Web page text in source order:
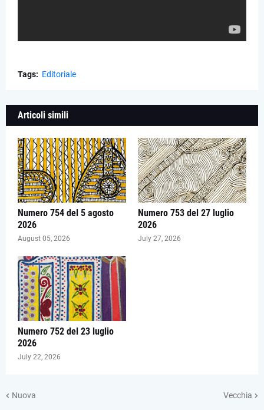
Tags: Editoriale
Articoli simili
Numero 754 del 5 agosto
2026
August 05, 2026
Numero 753 del 27 luglio
2026
July 27, 2026
Numero 752 del 23 luglio
2026
July 22, 2026
Nuova Vecchia